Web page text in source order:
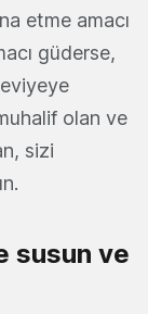
etme amacı
güderse,
olan ve
sizi
susun ve